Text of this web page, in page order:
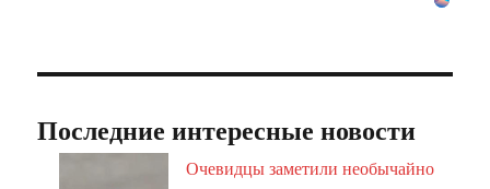
Последние интересные новости
Очевидцы заметили необычайно